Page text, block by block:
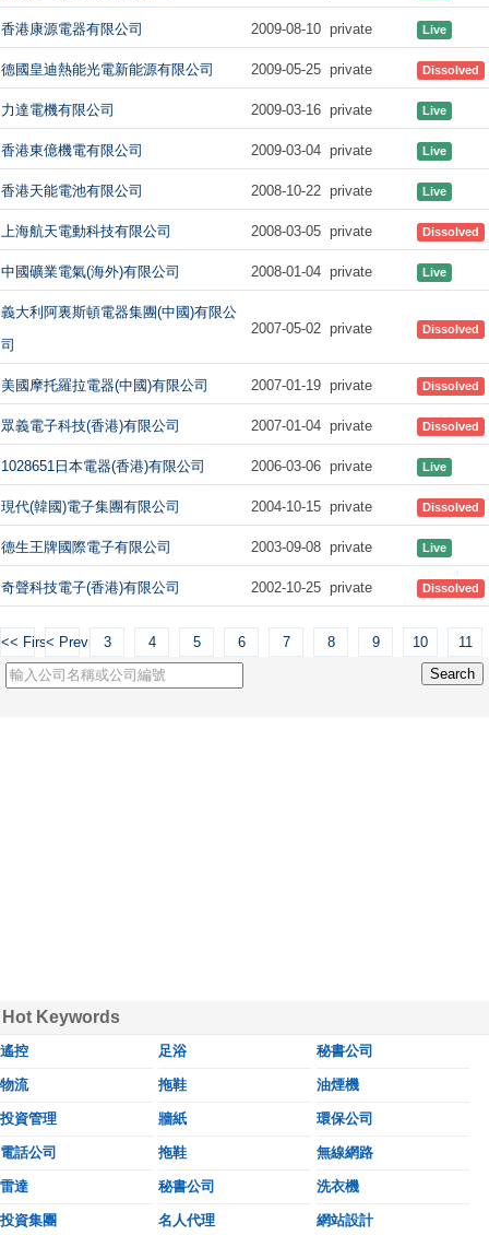
香港康源電器有限公司 2009-08-10 private Live
德國皇迪熱能光電新能源有限公司 2009-05-25 private Dissolved
力達電機有限公司 2009-03-16 private Live
香港東億機電有限公司 2009-03-04 private Live
香港天能電池有限公司 2008-10-22 private Live
上海航天電動科技有限公司 2008-03-05 private Dissolved
中國礦業電氣(海外)有限公司 2008-01-04 private Live
義大利阿裏斯頓電器集團(中國)有限公
司
2007-05-02 private Dissolved
美國摩托羅拉電器(中國)有限公司 2007-01-19 private Dissolved
眾義電子科技(香港)有限公司 2007-01-04 private Dissolved
1028651日本電器(香港)有限公司 2006-03-06 private Live
現代(韓國)電子集團有限公司 2004-10-15 private Dissolved
德生王牌國際電子有限公司 2003-09-08 private Live
奇聲科技電子(香港)有限公司 2002-10-25 private Dissolved
<< First< Previous
3 4 5 6 7 8 9 10 11
Hot Keywords
遙控 足浴 秘書公司
物流 拖鞋 油煙機
投資管理 牆紙 環保公司
電話公司 拖鞋 無線網路
雷達 秘書公司 洗衣機
投資集團 名人代理 網站設計